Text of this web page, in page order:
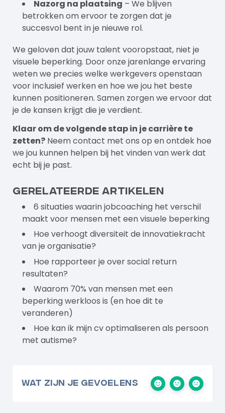
Nazorg na plaatsing – We blijven
betrokken om ervoor te zorgen dat je
succesvol bent in je nieuwe rol.
We geloven dat jouw talent vooropstaat, niet je
visuele beperking. Door onze jarenlange ervaring
weten we precies welke werkgevers openstaan
voor inclusief werken en hoe we jou het beste
kunnen positioneren. Samen zorgen we ervoor dat
je de kansen krijgt die je verdient.
Klaar om de volgende stap in je carrière te
zetten? Neem contact met ons op en ontdek hoe
we jou kunnen helpen bij het vinden van werk dat
echt bij je past.
Gerelateerde artikelen
6 situaties waarin jobcoaching het verschil
maakt voor mensen met een visuele beperking
Hoe verhoogt diversiteit de innovatiekracht
van je organisatie?
Hoe rapporteer je over social return
resultaten?
Waarom 70% van mensen met een
beperking werkloos is (en hoe dit te
veranderen)
Hoe kan ik mijn cv optimaliseren als persoon
met autisme?
Wat zijn je gevoelens